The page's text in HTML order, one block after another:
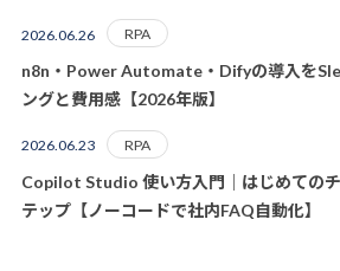
2026.06.26 RPA
n8n・Power Automate・Difyの導入を
ングと費用感【2026年版】
2026.06.23 RPA
Copilot Studio 使い方入門｜はじめての
テップ【ノーコードで社内FAQ自動化】